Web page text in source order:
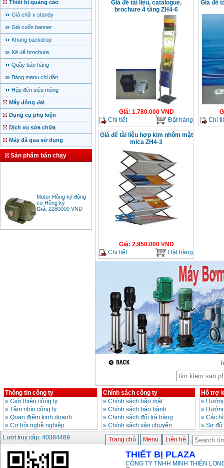
Thiết bị quảng cáo
Giá chữ x standy
Giá cuốn banner
Khung backdrop
Kệ để brochure
Quầy bán hàng
Bảng menu chỉ dẫn
Hộp đèn siêu mỏng
Máy đóng đai
Dụng cụ phụ kiện
Dịch vụ sửa chữa
Máy đã qua sử dụng
Sản phẩm bán chạy
Motor Hồng ký động
cơ Hồng ký
Giá :2280000 VND
Máy cắt góc đa năng
Makita LS1019L
(1510W)
Giá :14068000
Bộ máy khoan 100
chi tiết Bosch GSB
13RE (650W)
Giá
2200000
Giá để tài liệu, catalogue,
brochure 4 tầng ZH4-6
Giá: 1.780.000VND
Chi tiết
Đặt hàng
Giá để
Chi
Giá để tài liệu hợp kim nhôm mặt
mica ZH4-3
Giá: 2.950.000VND
Chi tiết
Đặt hàng
Thông tin công ty
» Giới thiệu công ty
» Tầm nhìn công ty
» Quan điểm kinh doanh
» Cơ hội nghề nghiệp
Chính sách công ty
» Chính sách bảo mật
» Chính sách bảo hành
» Chinh sách đổi trả hàng
» Chính sách vận chuyển
Hỗ trợ
»
»
» Các
» Sơ
Lượt truy cập: 40384469
Trang chủ Menu Liên hệ
THIẾT BỊ PLAZA
CÔNG TY TNHH MINH THIÊN